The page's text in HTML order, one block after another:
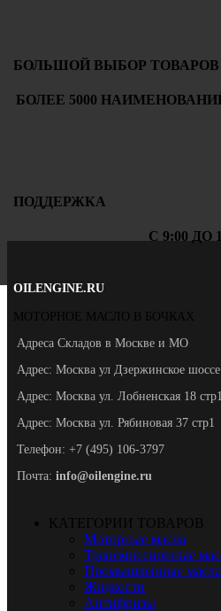
БОЛЬШОЙ ВЫБОР ТОВАРОВ
БОЛЕЕ 5000
ПОДДЕРЖКА
С 9:00 ДО
OILENGINE.RU
МОТОРНОЕ МАСЛО В БОЧКАХ
Адреса Складов в Москве и МО
Адрес: Москва ул Дзержинское
Адрес: Москва ул. Лобненская 18 стр1
Адрес: Москва ул. Рябиновая 37 стр1
Телефон: +7 (495) 106-3797
Почта: info@oilengine.ru
КАТЕГОРИИ ТОВАРОВ
Моторные масла
Трансмиссионные
Промышленные масла
Жидкости
Антифризы